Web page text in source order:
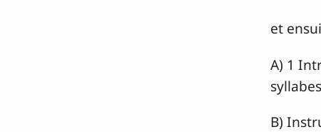
et
A) 1
syllabes
B)